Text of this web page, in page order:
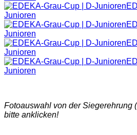
Junioren
Junioren
Junioren
Junioren
Fotoauswahl von der Siegerehrung
bitte anklicken!